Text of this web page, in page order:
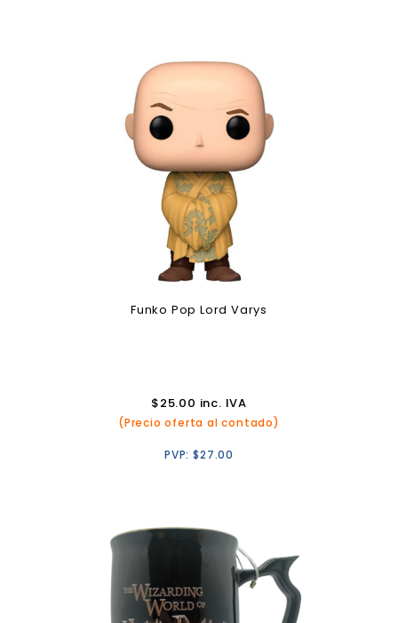
Funko Pop Lord Varys
$25.00 inc. IVA
(Precio oferta al contado)
PVP:$27.00